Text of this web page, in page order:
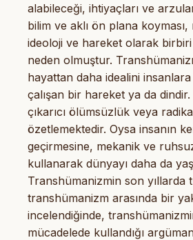
alabileceği, ihtiyaçları ve
bilim ve aklı ön plana
ideoloji ve hareket olarak
neden olmuştur.
hayattan daha idealini
çalışan bir hareket ya da
çıkarıcı ölümsüzlük veya
özetlemektedir. Oysa insanın
geçirmesine, mekanik ve
kullanarak dünyayı daha da
Transhümanizmin son yıllarda
transhümanizm arasında bir
incelendiğinde,
mücadelede kullandığı